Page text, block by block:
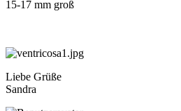
15-17 mm groß
Liebe Grüße
Sandra